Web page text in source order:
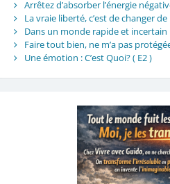
Arrêtez d’absorber l’énergie
La vraie liberté, c’est de changer
Dans un monde rapide et incertain
Faire tout bien, ne m’a pas
Une émotion : C’est Quoi? ( E2 )